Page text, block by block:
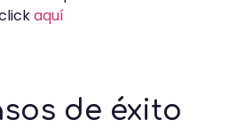
aquí
de éxito